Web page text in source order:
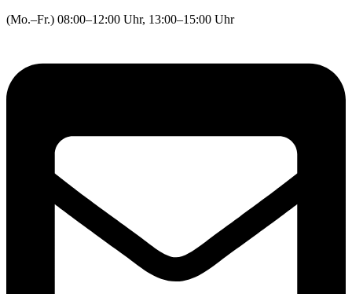
(Mo.–Fr.) 08:00–12:00 Uhr, 13:00–15:00 Uhr